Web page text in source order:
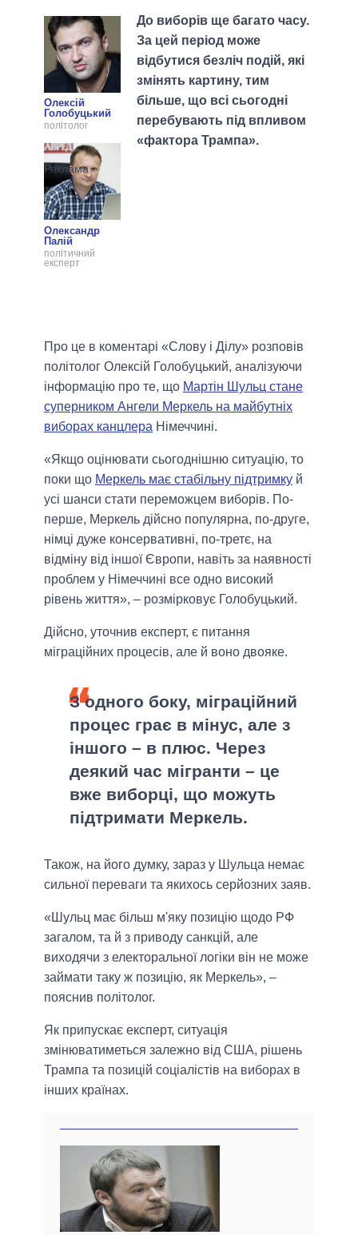
Олексій
Голобуцький
політолог
Олександр
Палій
політичний
експерт
До виборів ще багато часу.
За цей період може
відбутися безліч подій, які
змінять картину, тим
більше, що всі сьогодні
перебувають під впливом
«фактора Трампа».
Про це в коментарі «Слову і Ділу» розповів
політолог Олексій Голобуцький, аналізуючи
інформацію про те, що Мартін Шульц стане
суперником Ангели Меркель на майбутніх
виборах канцлера Німеччині.
«Якщо оцінювати сьогоднішню ситуацію, то
поки що Меркель має стабільну підтримку й
усі шанси стати переможцем виборів. По-
перше, Меркель дійсно популярна, по-друге,
німці дуже консервативні, по-третє, на
відміну від іншої Європи, навіть за наявності
проблем у Німеччині все одно високий
рівень життя», – розмірковує Голобуцький.
Дійсно, уточнив експерт, є питання
міграційних процесів, але й воно двояке.
З одного боку, міграційний
процес грає в мінус, але з
іншого – в плюс. Через
деякий час мігранти – це
вже виборці, що можуть
підтримати Меркель.
Також, на його думку, зараз у Шульца немає
сильної переваги та якихось серйозних заяв.
«Шульц має більш м'яку позицію щодо РФ
загалом, та й з приводу санкцій, але
виходячи з електоральної логіки він не може
займати таку ж позицію, як Меркель», –
пояснив політолог.
Як припускає експерт, ситуація
змінюватиметься залежно від США, рішень
Трампа та позицій соціалістів на виборах в
інших країнах.